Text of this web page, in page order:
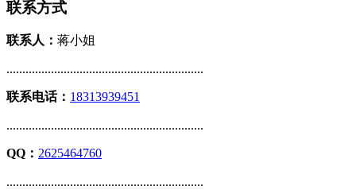
联系方式
联系人： 蒋小姐
..............................................................
联系电话： 18313939451
..............................................................
QQ： 2625464760
..............................................................